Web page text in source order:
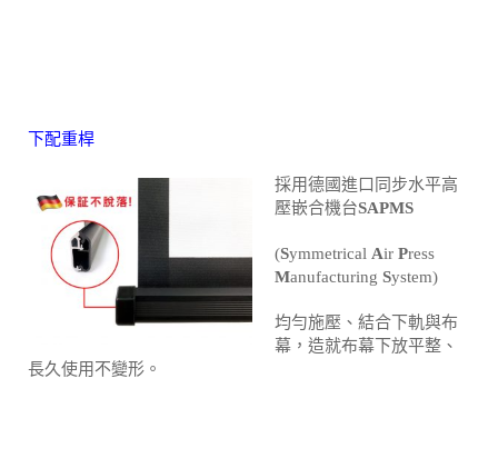
下配重桿
採用德國進口同步水平高
壓嵌合機台SAPMS
(Symmetrical Air Press
Manufacturing System)
均勻施壓、結合下軌與布
幕，造就布幕下放平整、
長久使用不變形。